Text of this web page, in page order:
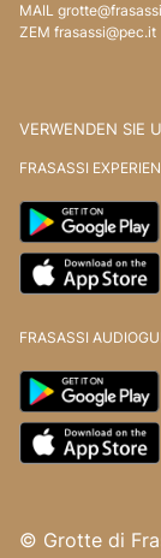
MAIL
ZEM frasassi@pec.it
VERWENDEN SIE
FRASASSI
FRASASSI
© Grotte di